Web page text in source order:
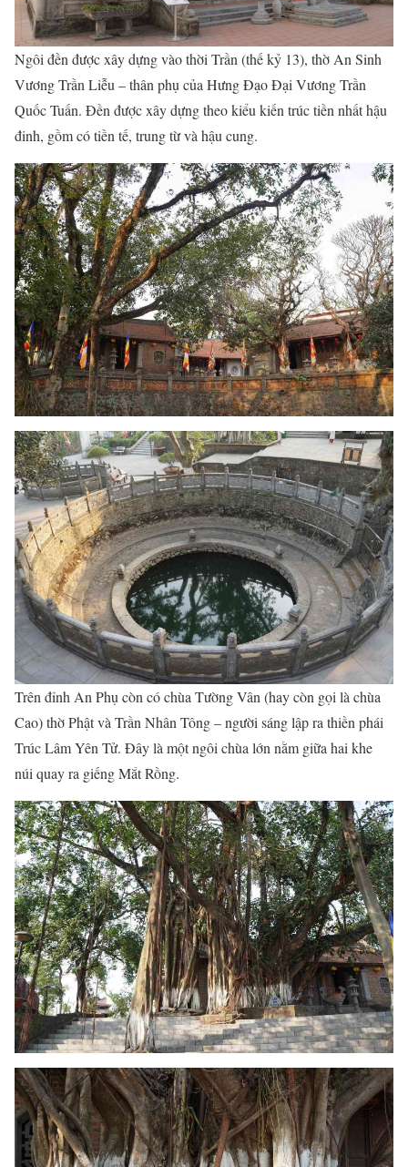
Ngôi đền được xây dựng vào thời Trần (thế kỷ 13), thờ An Sinh
Vương Trần Liễu – thân phụ của Hưng Đạo Đại Vương Trần
Quốc Tuấn. Đền được xây dựng theo kiểu kiến trúc tiền nhất hậu
đinh, gồm có tiền tế, trung từ và hậu cung.
Trên đỉnh An Phụ còn có chùa Tường Vân (hay còn gọi là chùa
Cao) thờ Phật và Trần Nhân Tông – người sáng lập ra thiền phái
Trúc Lâm Yên Tử. Đây là một ngôi chùa lớn nằm giữa hai khe
núi quay ra giếng Mắt Rồng.